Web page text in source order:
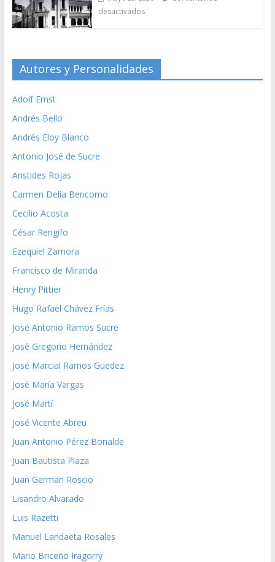
desactivados
Autores y Personalidades
Adolf Ernst
Andrés Bello
Andrés Eloy Blanco
Antonio José de Sucre
Aristides Rojas
Carmen Delia Bencomo
Cecilio Acosta
César Rengifo
Ezequiel Zamora
Francisco de Miranda
Henry Pittier
Hugo Rafael Chávez Frías
José Antonio Ramos Sucre
José Gregorio Hernández
José Marcial Ramos Guedez
José María Vargas
José Martí
José Vicente Abreu
Juan Antonio Pérez Bonalde
Juan Bautista Plaza
Juan German Roscio
Lisandro Alvarado
Luis Razetti
Manuel Landaeta Rosales
Mario Briceño Iragorry